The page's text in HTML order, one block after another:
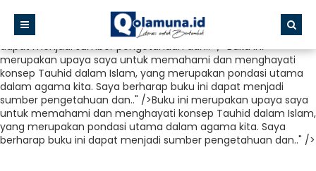
menghayati konsep Tauhid dalam Islam, yang merupakan
pondasi utama dalam agama kita. Saya berharap buku ini
dapat menjadi sumber pengetahuan dan.." />Buku ini
merupakan upaya saya untuk memahami dan menghayati
konsep Tauhid dalam Islam, yang merupakan pondasi utama
dalam agama kita. Saya berharap buku ini dapat menjadi
sumber pengetahuan dan.." />Buku ini merupakan upaya saya
untuk memahami dan menghayati konsep Tauhid dalam Islam,
yang merupakan pondasi utama dalam agama kita. Saya
berharap buku ini dapat menjadi sumber pengetahuan dan.." />